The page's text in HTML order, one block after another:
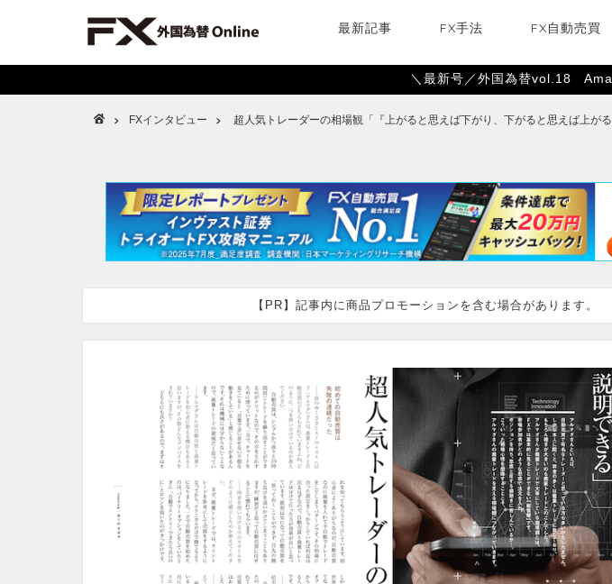
最新記事 FX手法 FX自動売買
＼最新号／外国為替vol.18
FXインタビュー 超人気トレーダーの相場観「『上がると思えば下がり、下がると思えば上が
【PR】記事内に商品プロモーションを含む場合があります。